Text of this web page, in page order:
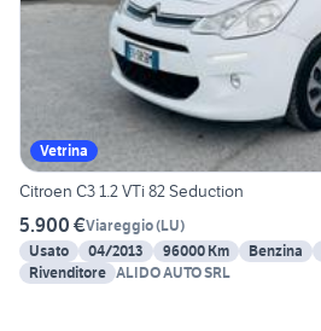
Vetrina
Citroen C3 1.2 VTi 82 Seduction
5.900 €Viareggio(LU)
Usato
04/2013 96000 Km Benzina
Rivenditore ALIDO AUTO SRL